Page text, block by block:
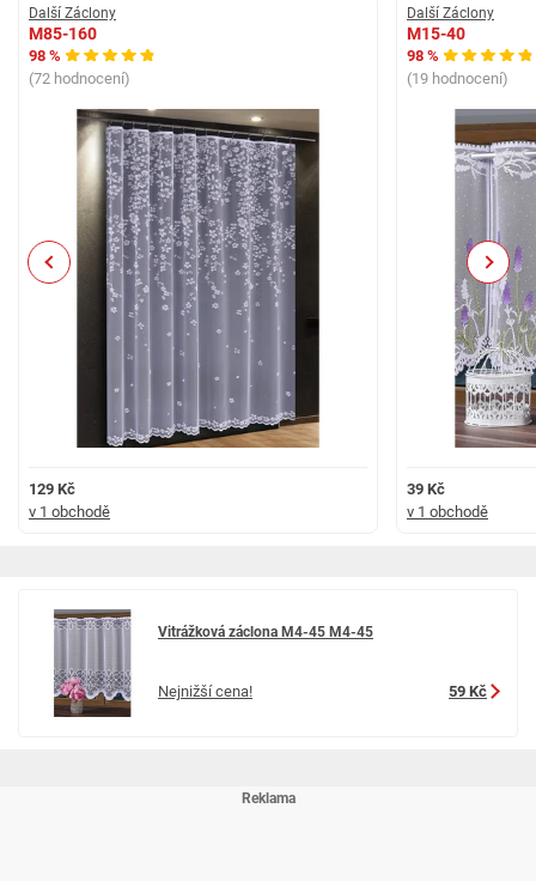
Další Záclony
M85-160
98 %
(72 hodnocení)
129 Kč
v 1 obchodě
Další Záclony
M15-40
98 %
(19 hodnocení)
39 Kč
v 1 obchodě
Previous Next
Vitrážková záclona M4-45 M4-45
Nejnižší cena! 59 Kč